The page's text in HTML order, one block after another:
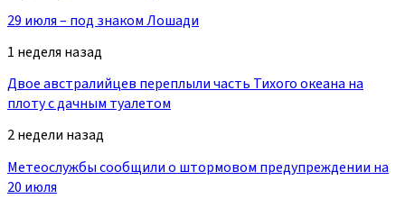
29 июля – под знаком Лошади
1 неделя назад
Двое австралийцев переплыли часть Тихого океана на
плоту с дачным туалетом
2 недели назад
Метеослужбы сообщили о штормовом предупреждении на
20 июля